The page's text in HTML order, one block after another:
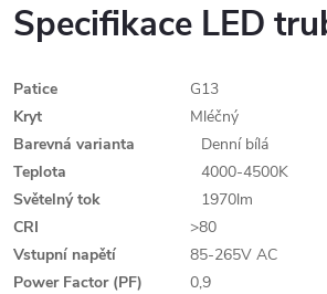
Specifikace LED
Patice
G13
Kryt
Mléčný
Barevná varianta
Denní bílá
Teplota
4000-4500K
Světelný tok
1970lm
CRI
>80
Vstupní napětí
85-265V AC
Power Factor (PF)
0,9